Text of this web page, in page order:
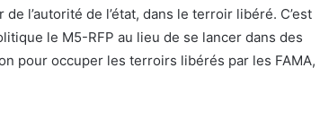
l’autorité de l’état, dans le terroir libéré. C’est
le M5-RFP au lieu de se lancer dans des
pour occuper les terroirs libérés par les FAMA,